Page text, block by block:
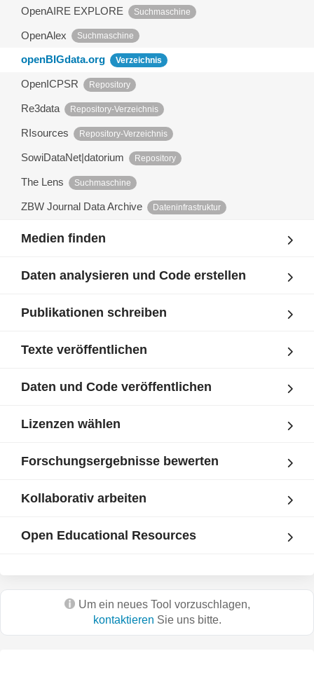
OpenAIRE EXPLORE Suchmaschine
OpenAlex Suchmaschine
openBIGdata.org Verzeichnis
OpenICPSR Repository
Re3data Repository-Verzeichnis
RIsources Repository-Verzeichnis
SowiDataNet|datorium Repository
The Lens Suchmaschine
ZBW Journal Data Archive Dateninfrastruktur
Medien finden
Daten analysieren und Code erstellen
Publikationen schreiben
Texte veröffentlichen
Daten und Code veröffentlichen
Lizenzen wählen
Forschungsergebnisse bewerten
Kollaborativ arbeiten
Open Educational Resources
Um ein neues Tool vorzuschlagen,
kontaktieren Sie uns bitte.